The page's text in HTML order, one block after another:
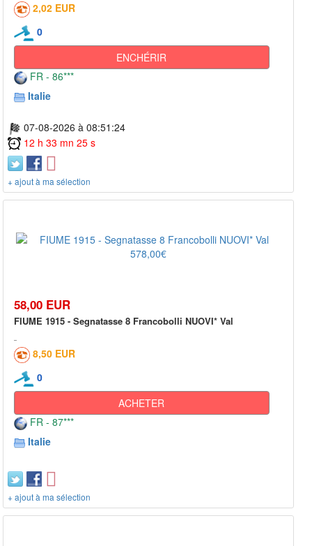
2,02 EUR
0
ENCHÉRIR
FR - 86***
Italie
07-08-2026 à 08:51:24
12 h 33 mn 25 s
+ ajout à ma sélection
58,00 EUR
FIUME 1915 - Segnatasse 8 Francobolli NUOVI* Val
8,50 EUR
0
ACHETER
FR - 87***
Italie
+ ajout à ma sélection